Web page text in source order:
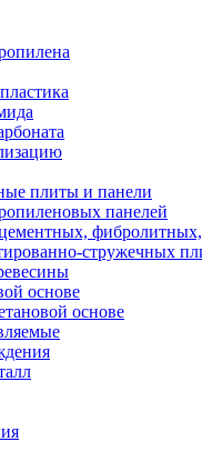
плиты и панели
панелей
стружечных
основе
основе